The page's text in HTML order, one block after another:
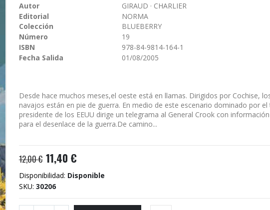
Autor
GIRAUD · CHARLIER
Editorial
NORMA
Colección
BLUEBERRY
Número
19
ISBN
978-84-9814-164-1
Fecha Salida
01/08/2005
Desde hace muchos meses,el oeste está en llamas. Dirigidos por Cochise,
navajos están en pie de guerra. En medio de este escenario dominado por el
presidente de los EEUU dirige un telegrama al General Crook con
para el desenlace de la guerra.De camino...
12,00 € 11,40 €
Disponibilidad: Disponible
SKU 30206